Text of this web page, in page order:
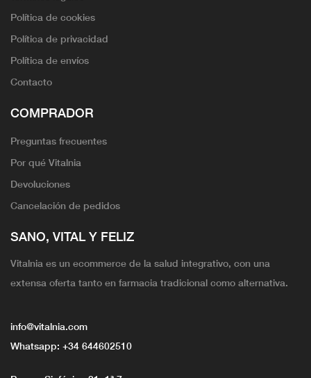
Política de cookies
Política de privacidad
Política de envíos
Contacto
COMPRADOR
Preguntas frecuentes
Por qué Vitalnia
Devoluciones
Cancelación de pedidos
SANO, VITAL Y FELIZ
Vitalnia es un ecommerce de la salud integrativo, con una
extensa oferta tanto en farmacia tradicional como alternativa.
info@vitalnia.com
Whatsapp: +34 644602510